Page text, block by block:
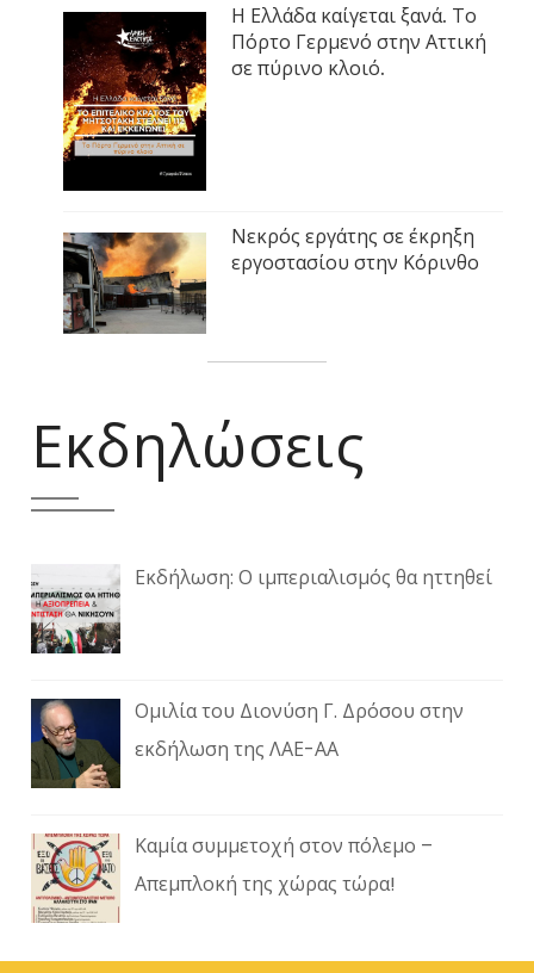
Η Ελλάδα καίγεται ξανά. Το
Πόρτο Γερμενό στην Αττική
σε πύρινο κλοιό.
Νεκρός εργάτης σε έκρηξη
εργοστασίου στην Κόρινθο
Εκδηλώσεις
Εκδήλωση: Ο ιμπεριαλισμός θα ηττηθεί
Ομιλία του Διονύση Γ. Δρόσου στην
εκδήλωση της ΛΑΕ-ΑΑ
Καμία συμμετοχή στον πόλεμο –
Απεμπλοκή της χώρας τώρα!